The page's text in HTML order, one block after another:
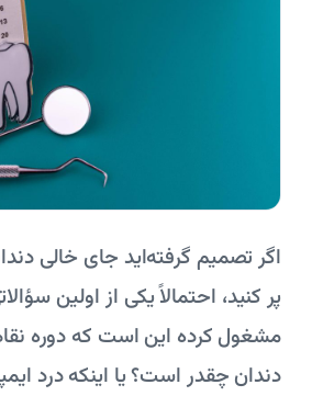
اگر تصمیم گرفته‌اید جای خالی
پر کنید، احتمالاً یکی از اولین
مشغول کرده این است که دوره
دندان چقدر است؟ یا اینکه درد